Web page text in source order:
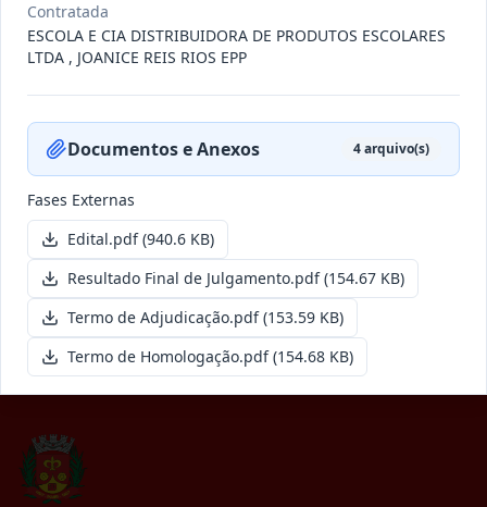
007/2026
Concorrência
Contratação de empresa
especializada para pavimentação
em pa...
Situação Data:27/05/2026 Ver detalhes
Itens por página: 10 Exibindo1–10de251 registros
Anterior
1 2 … 26 Próximo
Contratada
ESCOLA E CIA DISTRIBUIDORA DE PRODUTOS ESCOLARES
LTDA , JOANICE REIS RIOS EPP
Documentos e Anexos 4arquivo(s)
Fases Externas
Edital.pdf(940.6 KB)
Resultado Final de Julgamento.pdf(154.67 KB)
Termo de Adjudicação.pdf(153.59 KB)
Termo de Homologação.pdf(154.68 KB)